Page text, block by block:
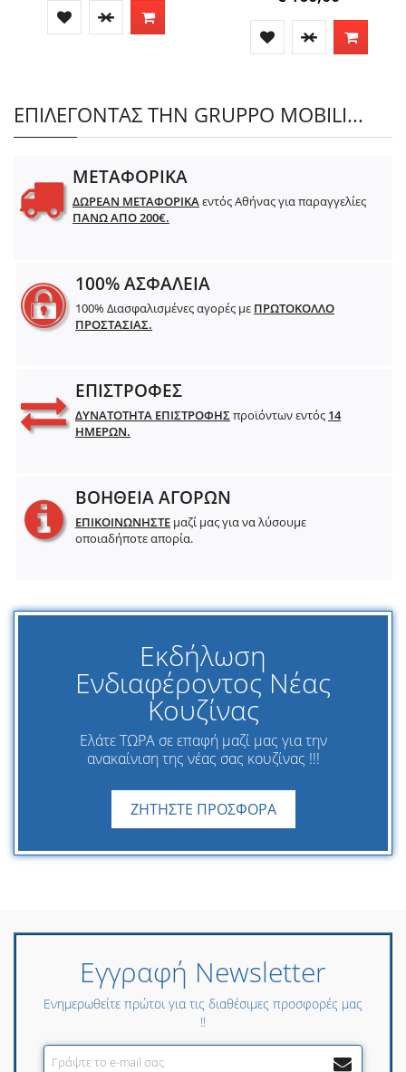
ΕΠΙΛΕΓΟΝΤΑΣ ΤΗΝ GRUPPO MOBILI...
ΜΕΤΑΦΟΡΙΚΑ
ΔΩΡΕΑΝ ΜΕΤΑΦΟΡΙΚΑεντός Αθήνας για παραγγελίες
ΠΑΝΩ ΑΠΟ 200€.
100% ΑΣΦΑΛΕΙΑ
100% Διασφαλισμένες αγορές με ΠΡΩΤΟΚΟΛΛΟ
ΠΡΟΣΤΑΣΙΑΣ.
ΕΠΙΣΤΡΟΦΕΣ
ΔΥΝΑΤΟΤΗΤΑ ΕΠΙΣΤΡΟΦΗΣπροϊόντων εντός 14
ΗΜΕΡΩΝ.
ΒΟΗΘΕΙΑ ΑΓΟΡΩΝ
ΕΠΙΚΟΙΝΩΝΗΣΤΕ μαζί μας για να λύσουμε
οποιαδήποτε απορία.
Εκδήλωση
Ενδιαφέροντος Νέας
Κουζίνας
Ελάτε ΤΩΡΑ σε επαφή μαζί μας για την
ανακαίνιση της νέας σας κουζίνας !!!
ΖΗΤΗΣΤΕ ΠΡΟΣΦΟΡΑ
Εγγραφή Newsletter
Ενημερωθείτε πρώτοι για τις διαθέσιμες προσφορές μας
!!